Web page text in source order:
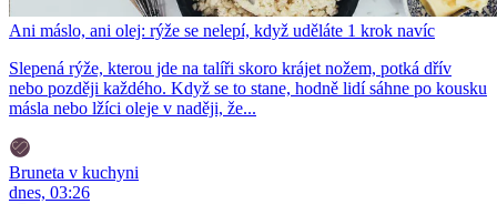
Ani máslo, ani olej: rýže se nelepí, když uděláte 1 krok navíc
Slepená rýže, kterou jde na talíři skoro krájet nožem, potká dřív
nebo později každého. Když se to stane, hodně lidí sáhne po kousku
másla nebo lžíci oleje v naději, že...
Bruneta v kuchyni
dnes, 03:26